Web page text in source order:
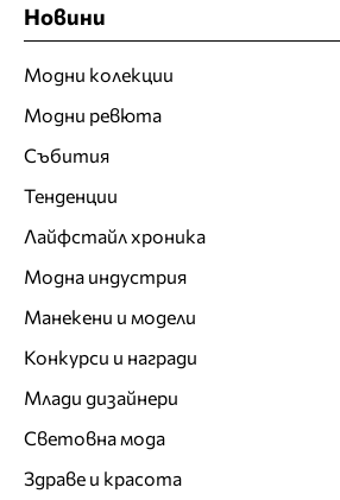
Новини
Модни колекции
Модни ревюта
Събития
Тенденции
Лайфстайл хроника
Модна индустрия
Манекени и модели
Конкурси и награди
Млади дизайнери
Световна мода
Здраве и красота